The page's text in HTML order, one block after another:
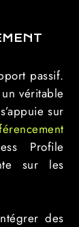
passif.
véritable
sur
Profile
sur les
des